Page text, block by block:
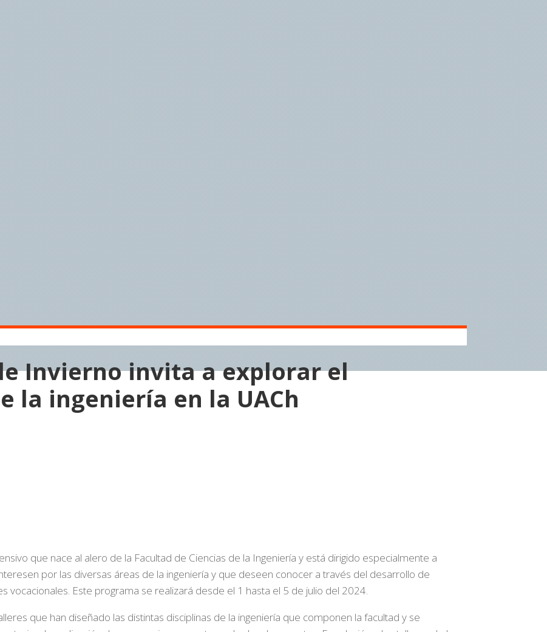
Invierno invita a explorar el
la ingeniería en la UACh
que nace al alero de la Facultad de Ciencias de la Ingeniería y está dirigido especialmente a
por las diversas áreas de la ingeniería y que deseen conocer a través del desarrollo de
vocacionales. Este programa se realizará desde el 1 hasta el 5 de julio del 2024.
que han diseñado las distintas disciplinas de la ingeniería que componen la facultad y se